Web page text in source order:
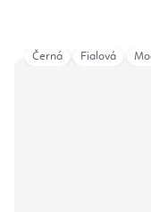
Černá Fialová